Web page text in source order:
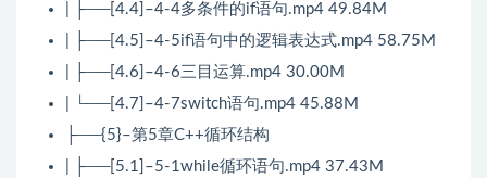
| ├──[4.4]–4-4多条件的if语句.mp4 49.84M
| ├──[4.5]–4-5if语句中的逻辑表达式.mp4 58.75M
| ├──[4.6]–4-6三目运算.mp4 30.00M
| └──[4.7]–4-7switch语句.mp4 45.88M
├──{5}–第5章C++循环结构
| ├──[5.1]–5-1while循环语句.mp4 37.43M